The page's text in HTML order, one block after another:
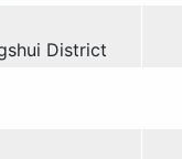
District